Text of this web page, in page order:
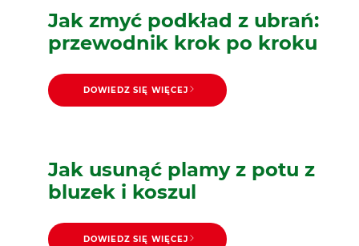
Jak zmyć podkład z ubrań:
przewodnik krok po kroku
DOWIEDZ SIĘ WIĘCEJ
Jak usunąć plamy z potu z
bluzek i koszul
DOWIEDZ SIĘ WIĘCEJ